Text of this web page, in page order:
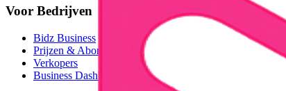
Voor Bedrijven
Bidz Business
Prijzen & Abonnementen
Verkopers
Business Dashboard